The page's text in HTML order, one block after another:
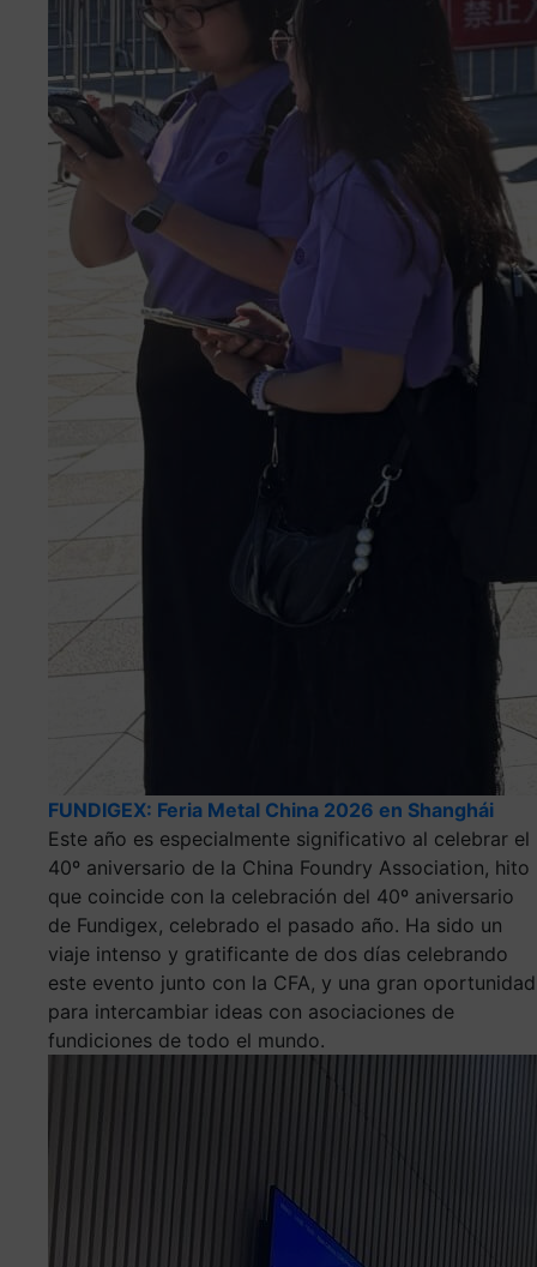
FUNDIGEX: Feria Metal China 2026 en Shanghái
Este año es especialmente significativo al celebrar el
40º aniversario de la China Foundry Association, hito
que coincide con la celebración del 40º aniversario
de Fundigex, celebrado el pasado año. Ha sido un
viaje intenso y gratificante de dos días celebrando
este evento junto con la CFA, y una gran oportunidad
para intercambiar ideas con asociaciones de
fundiciones de todo el mundo.